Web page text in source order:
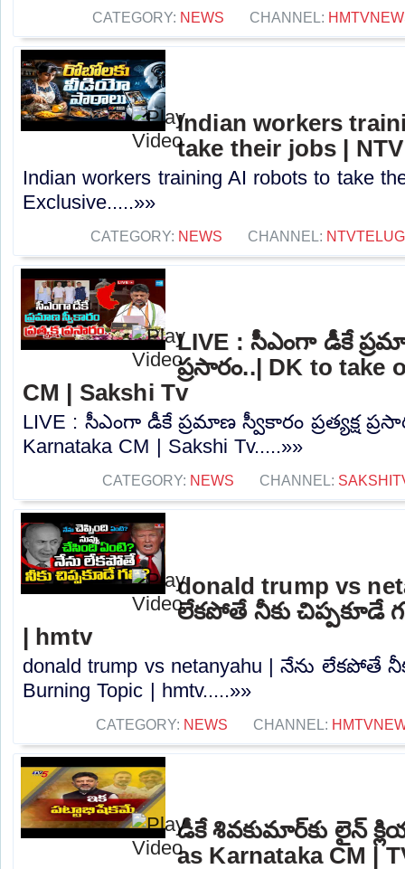
CATEGORY: NEWS CHANNEL:
Indian workers
take their jobs |
Indian workers training AI robots to take
Exclusive.....»»
CATEGORY: NEWS CHANNEL:
LIVE : సీఎంగా డీకే
ప్రసారం..| DK to take
CM | Sakshi Tv
LIVE : సీఎంగా డీకే ప్రమాణ స్వీకారం ప్రత్యక్ష
Karnataka CM | Sakshi Tv.....»»
CATEGORY: NEWS CHANNEL:
donald trump vs
లేకపోతే నీకు చిప్పకూడే
| hmtv
donald trump vs netanyahu | నేను లేకపోతే
Burning Topic | hmtv.....»»
CATEGORY: NEWS CHANNEL:
డీకే శివకుమార్‌కు లైన్
as Karnataka CM |